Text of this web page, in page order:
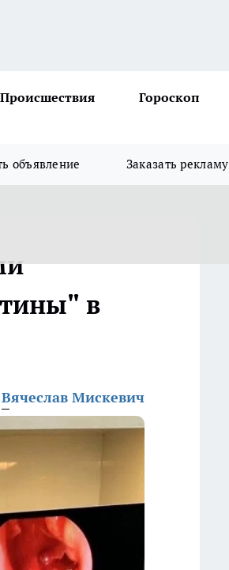
Происшествия Гороскоп
объявление Заказать рекламу
в
Вячеслав Мискевич